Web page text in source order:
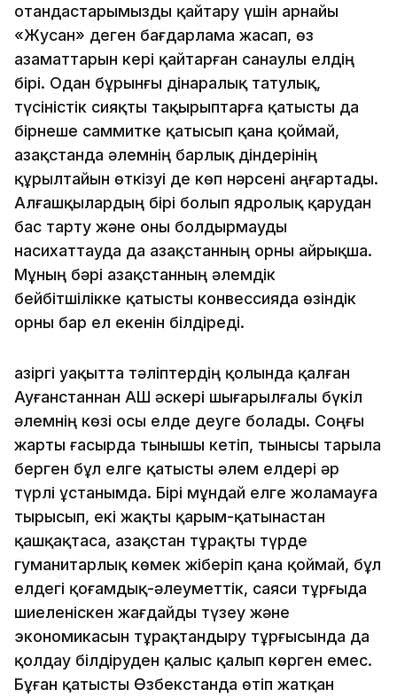
отандастарымызды қайтару үшін арнайы
«Жусан» деген бағдарлама жасап, өз
азаматтарын кері қайтарған санаулы елдің
бірі. Одан бұрынғы дінаралық татулық,
түсіністік сияқты тақырыптарға қатысты да
бірнеше саммитке қатысып қана қоймай,
Қазақстанда әлемнің барлық діндерінің
құрылтайын өткізуі де көп нәрсені аңғартады.
Алғашқылардың бірі болып ядролық қарудан
бас тарту және оны болдырмауды
насихаттауда да Қазақстанның орны айрықша.
Мұның бәрі Қазақстанның әлемдік
бейбітшілікке қатысты конвессияда өзіндік
орны бар ел екенін білдіреді.
Қазіргі уақытта тәліптердің қолында қалған
Ауғанстаннан АҚШ әскері шығарылғалы бүкіл
әлемнің көзі осы елде деуге болады. Соңғы
жарты ғасырда тынышы кетіп, тынысы тарыла
берген бұл елге қатысты әлем елдері әр
түрлі ұстанымда. Бірі мұндай елге жоламауға
тырысып, екі жақты қарым-қатынастан
қашқақтаса, Қазақстан тұрақты түрде
гуманитарлық көмек жіберіп қана қоймай, бұл
елдегі қоғамдық-әлеуметтік, саяси тұрғыда
шиеленіскен жағдайды түзеу және
экономикасын тұрақтандыру тұрғысында да
қолдау білдіруден қалыс қалып көрген емес.
Бұған қатысты Өзбекстанда өтіп жатқан